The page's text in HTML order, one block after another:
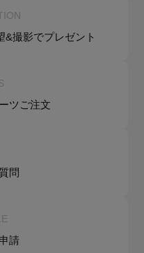
&撮影でプレゼント
ツご注文
問
請